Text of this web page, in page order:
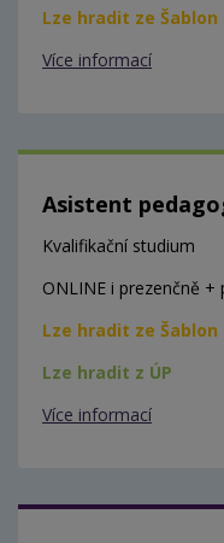
Lze hradit ze Šablon
Více informací
Asistent
Kvalifikační studium
ONLINE i prezenčně +
Lze hradit ze Šablon
Lze hradit z ÚP
Více informací